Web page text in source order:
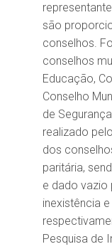
são
conselhos.
conselhos
Educação,
Conselho
de
realizado
dos
paritária,
e dado vazio
inexistência
Pesquisa de